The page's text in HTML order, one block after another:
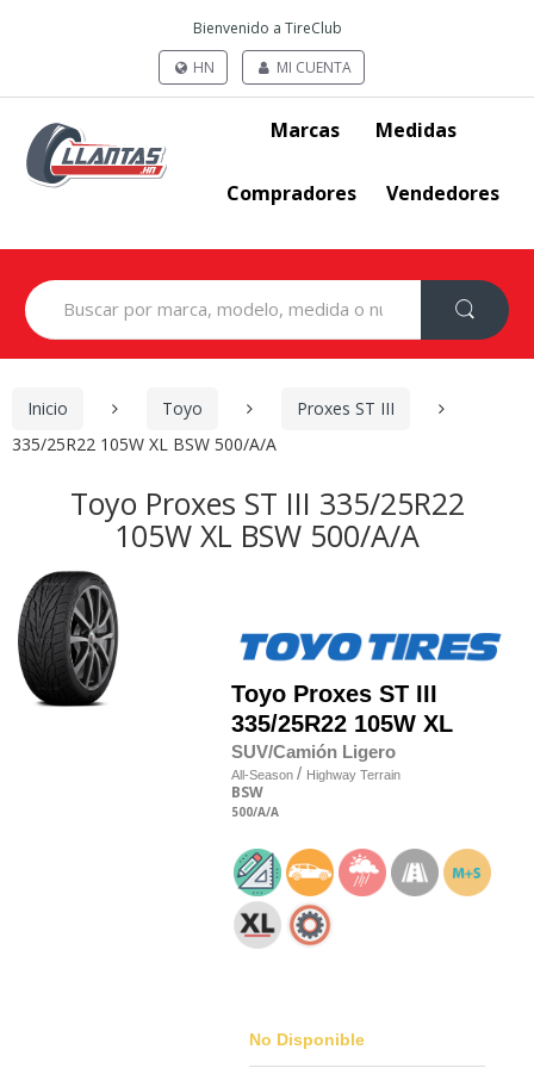
Bienvenido a TireClub
HN
MI CUENTA
Marcas Medidas
Compradores Vendedores
Search
for:
Inicio Toyo
Proxes ST III
335/25R22 105W XL BSW 500/A/A
Toyo Proxes ST III 335/25R22
105W XL BSW 500/A/A
Toyo Proxes ST III
335/25R22 105W XL
SUV/Camión Ligero
All-Season / Highway Terrain
BSW
500/A/A
No Disponible